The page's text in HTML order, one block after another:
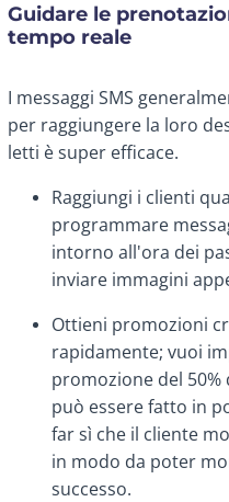
Guidare le
tempo reale
I messaggi SMS
per raggiungere la loro
letti è super efficace.
Raggiungi i clienti
programmare
intorno all'ora dei
inviare immagini
Ottieni promozioni
rapidamente; vuoi
promozione del 50%
può essere fatto in
far sì che il cliente
in modo da poter
successo.